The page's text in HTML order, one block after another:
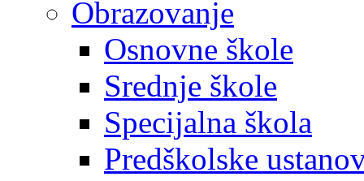
Obrazovanje
Osnovne škole
Srednje škole
Specijalna škola
Predškolske